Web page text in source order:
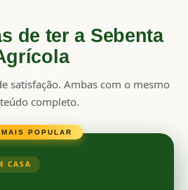
de ter a Sebenta
satisfação. Ambas com o mesmo
completo.
MAIS POPULAR
CASA